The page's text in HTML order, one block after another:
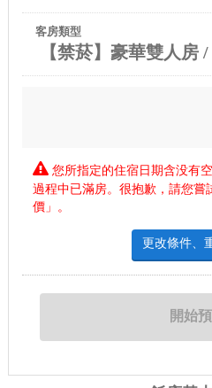
客房類型
【禁菸】豪華雙人房
您所指定的住宿日期含没有
過程中已滿房。很抱歉，請您嘗
價」。
更改條件、